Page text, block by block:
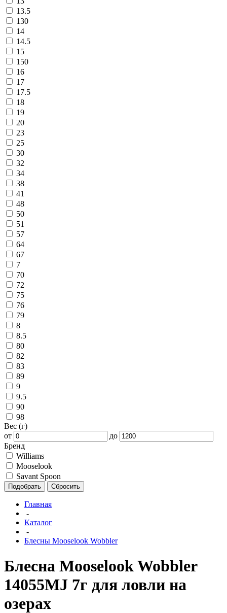
13.5
130
14
14.5
15
150
16
17
17.5
18
19
20
23
25
30
32
34
38
41
48
50
51
57
64
67
7
70
72
75
76
79
8
8.5
80
82
83
89
9
9.5
90
98
Вес (г)
от
до
Бренд
Williams
Mooselook
Savant Spoon
Подобрать Сбросить
Главная
-
Каталог
-
Блесны Mooselook Wobbler
Блесна Mooselook Wobbler
14055MJ 7г для ловли на
озерах